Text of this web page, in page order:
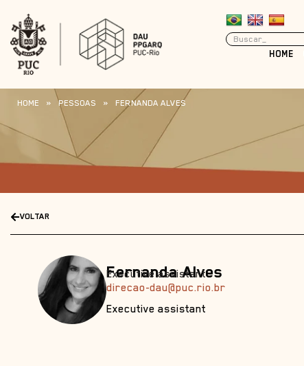
HOME
HOME » PESSOAS » FERNANDA ALVES
VOLTAR
Fernanda Alves
Executive assistant
direcao-dau@puc.rio.br
Executive assistant